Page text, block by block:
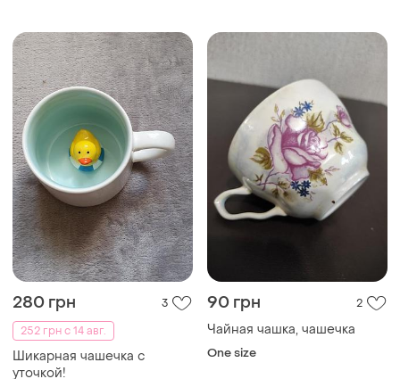
280 грн
3
252 грн с 14 авг.
Шикарная чашечка с
уточкой!
90 грн 2
Чайная чашка, чашечка
One size